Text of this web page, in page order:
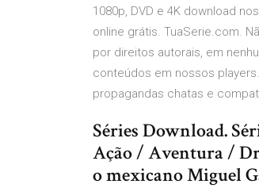
1080p, DVD e 4K download
online grátis. TuaSerie.com.
por direitos autorais, em
conteúdos em nossos
propagandas chatas e
Séries Download.
Ação / Aventura /
o mexicano Miguel